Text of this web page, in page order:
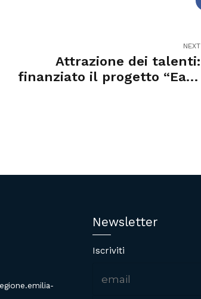
NEXT
Attrazione dei talenti:
finanziato il progetto “Easy
Newsletter
Iscriviti